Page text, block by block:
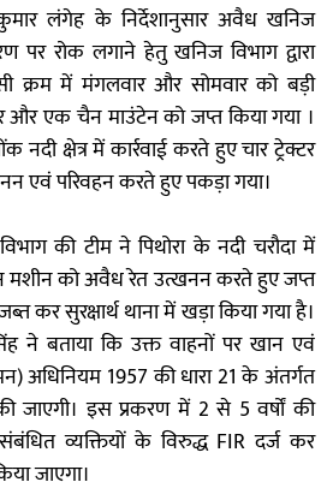
लंगेह के निर्देशानुसार अवैध खनिज
पर रोक लगाने हेतु खनिज विभाग द्वारा
क्रम में मंगलवार और सोमवार को बड़ी
और एक चैन माउंटेन को जप्त किया गया ।
नदी क्षेत्र में कार्रवाई करते हुए चार ट्रेक्टर
एवं परिवहन करते हुए पकड़ा गया।
की टीम ने पिथोरा के नदी चरौदा में
को अवैध रेत उत्खनन करते हुए जप्त
कर सुरक्षार्थ थाना में खड़ा किया गया है।
ने बताया कि उक्त वाहनों पर खान एवं
अधिनियम 1957 की धारा 21 के अंतर्गत
जाएगी। इस प्रकरण में 2 से 5 वर्षों की
व्यक्तियों के विरुद्ध FIR दर्ज कर
जाएगा।